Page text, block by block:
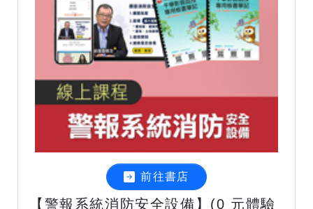
前往書店
【警報系統消防安全設備】(0 元體驗